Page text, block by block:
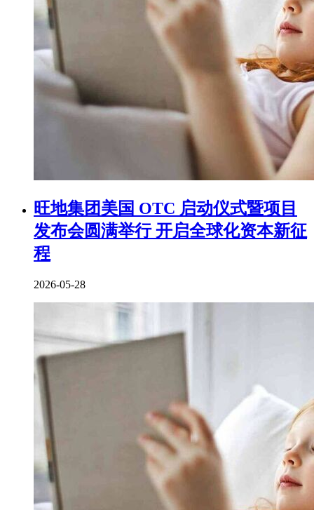
旺地集团美国 OTC 启动仪式暨项目
发布会圆满举行 开启全球化资本新征
程
2026-05-28